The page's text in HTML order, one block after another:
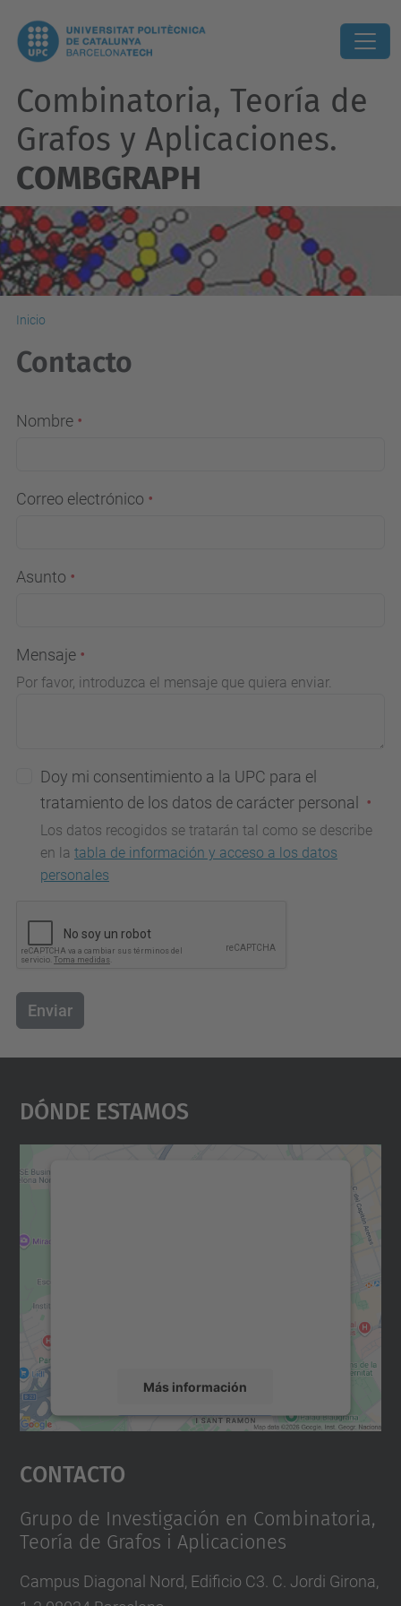
Combinatoria, Teoría de
Grafos y Aplicaciones.
COMBGRAPH
Inicio
Contacto
Nombre
Correo electrónico
Asunto
Mensaje
Por favor, introduzca el mensaje que quiera enviar.
Doy mi consentimiento a la UPC para el
tratamiento de los datos de carácter personal
Los datos recogidos se tratarán tal como se describe
en la tabla de información y acceso a los datos
personales
Enviar
Dónde Estamos
Más información
Aceptar
powered by
Contacto
Grupo de Investigación en Combinatoria,
Teoría de Grafos i Aplicaciones
Campus Diagonal Nord, Edificio C3. C. Jordi Girona,